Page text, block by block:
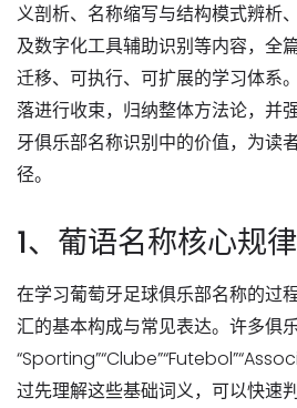
义剖析、名称缩写与结构模式辨析
及数字化工具辅助识别等内容，全
迁移、可执行、可扩展的学习体系
落进行收束，归纳整体方法论，并
牙俱乐部名称识别中的价值，为读
径。
1、葡语名称核心规
在学习葡萄牙足球俱乐部名称的过
汇的基本构成与常见表达。许多俱
过先理解这些基础词义，可以快速